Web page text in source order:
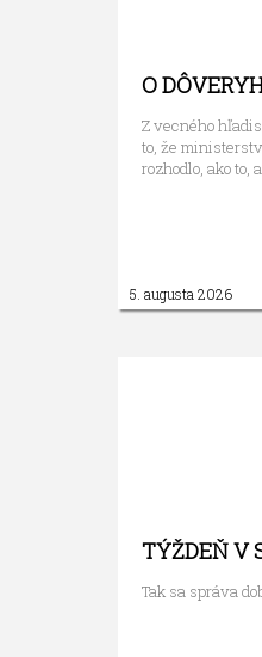
O
Z vecného
to, že
rozhodlo, ako to,
5. augusta 2026
TÝŽDEŇ V
Tak sa správa